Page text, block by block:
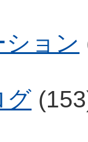
ョン
グ